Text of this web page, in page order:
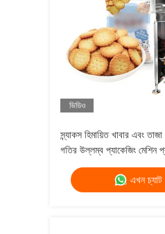
ভিডিও
স্ন্যাকস হিমায়িত খাবার এবং
গতির উল্লম্ব প্যাকেজিং মেশিন
এখন